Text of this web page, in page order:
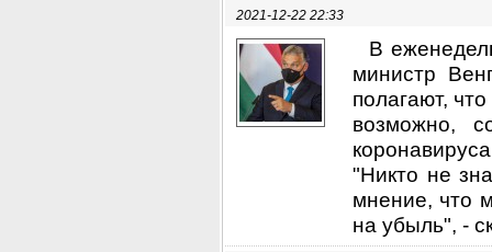
2021-12-22 22:33
В
министр
полагают,
возможно,
"Никто не
мнение, что
на убыль", -